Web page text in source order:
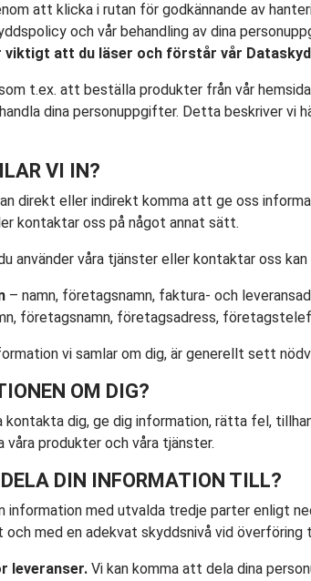
att klicka i rutan för godkännande av
och vår behandling av dina
att du läser och förstår vår
t.ex. att beställa produkter från vår
dina personuppgifter. Detta beskriver
VI IN?
direkt eller indirekt komma att ge oss
kontaktar oss på något annat sätt.
använder våra tjänster eller kontaktar oss
– namn, företagsnamn, faktura- och
företagsnamn, företagsadress,
vi samlar om dig, är generellt sett
OM DIG?
kontakta dig, ge dig information, rätta fel,
produkter och våra tjänster.
DIN INFORMATION TILL?
information med utvalda tredje parter enligt
med en adekvat skyddsnivå vid
leveranser. Vi kan komma att dela dina